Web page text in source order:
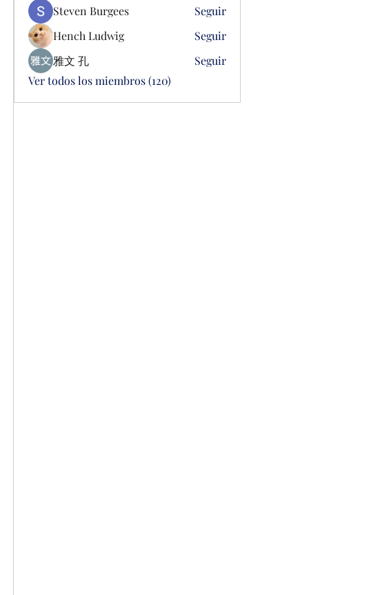
Steven Burgees
Seguir
Hench Ludwig
Seguir
雅文 孔
Seguir
Ver todos los miembros (120)